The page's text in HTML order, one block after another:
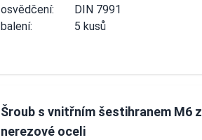
osvědčení:
DIN 7991
balení:
5 kusů
Šroub s vnitřním šestihranem M6 z
nerezové oceli